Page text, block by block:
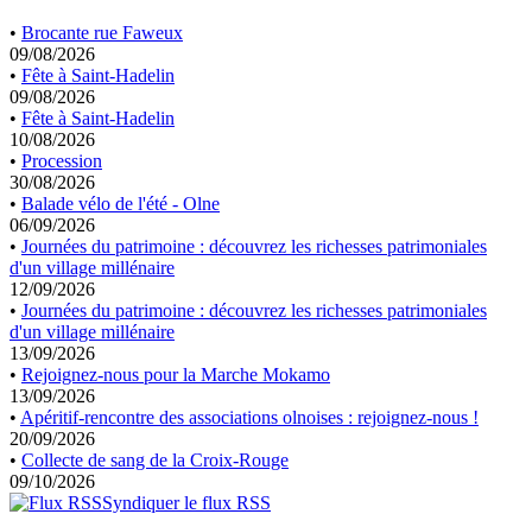
• Brocante rue Faweux
09/08/2026
• Fête à Saint-Hadelin
09/08/2026
• Fête à Saint-Hadelin
10/08/2026
• Procession
30/08/2026
• Balade vélo de l'été - Olne
06/09/2026
• Journées du patrimoine : découvrez les richesses patrimoniales
d'un village millénaire
12/09/2026
• Journées du patrimoine : découvrez les richesses patrimoniales
d'un village millénaire
13/09/2026
• Rejoignez-nous pour la Marche Mokamo
13/09/2026
• Apéritif-rencontre des associations olnoises : rejoignez-nous !
20/09/2026
• Collecte de sang de la Croix-Rouge
09/10/2026
Syndiquer le flux RSS